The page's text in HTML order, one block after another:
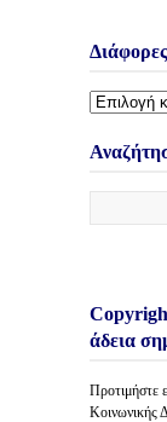
Διάφορες
Άρθρων
άδεια
Κοινωνικής